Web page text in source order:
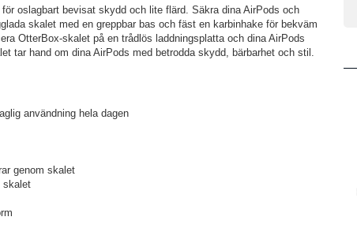
oslagbart bevisat skydd och lite flärd. Säkra dina AirPods och
skalet med en greppbar bas och fäst en karbinhake för bekväm
OtterBox-skalet på en trådlös laddningsplatta och dina AirPods
tar hand om dina AirPods med betrodda skydd, bärbarhet och stil.
användning hela dagen
genom skalet
skalet